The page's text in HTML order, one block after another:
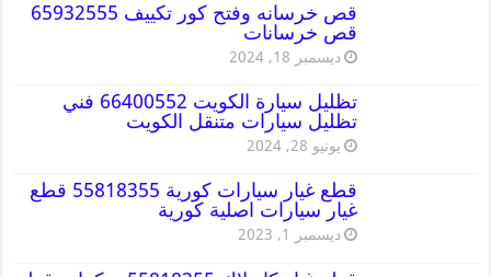
قص خرسانه وفتح كور تكييف 65932555
قص خرسانات
ديسمبر 18, 2024
تظليل سيارة الكويت 66400552 فني
تظليل سيارات متنقل الكويت
يونيو 28, 2024
قطع غيار سيارات كورية 55818355 قطع
غيار سيارات اصلية كورية
ديسمبر 1, 2023